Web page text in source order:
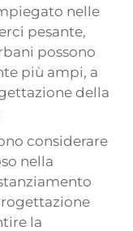
nelle
pesante,
possono
più ampi, a
della
considerare
nella
la